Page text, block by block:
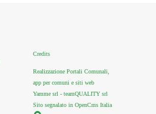
Credits
Realizzazione Portali Comunali,
app per comuni e siti web
Yamme srl - teamQUALITY srl
Sito segnalato in OpenCms Italia